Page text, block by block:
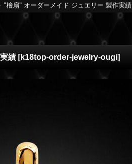
"檜扇" オーダーメイド ジュエリー 製作実績
績 [k18top-order-jewelry-ougi]